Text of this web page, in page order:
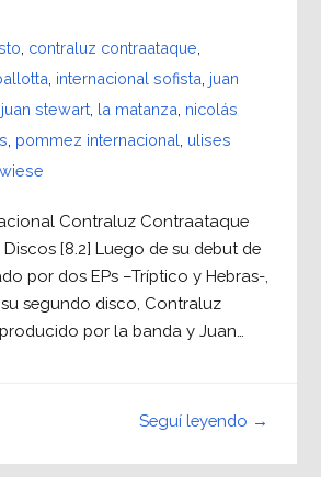
contraluz contraataque
internacional sofista juan
juan stewart, la matanza nicolás
pommez internacional ulises
Contraluz Contraataque
Discos [8.2] Luego de su debut de
por dos EPs –Tríptico y Hebras-,
segundo disco, Contraluz
por la banda y Juan…
Seguí leyendo →